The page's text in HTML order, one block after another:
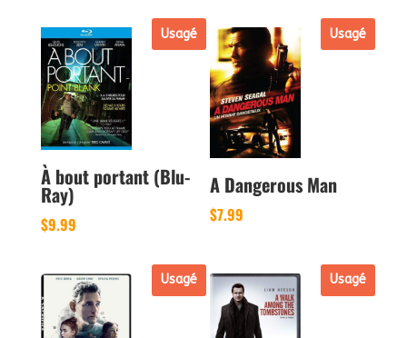
Usagé
À bout portant (Blu-
Ray)
$9.99
Usagé
A Dangerous Man
$7.99
Usagé Usagé